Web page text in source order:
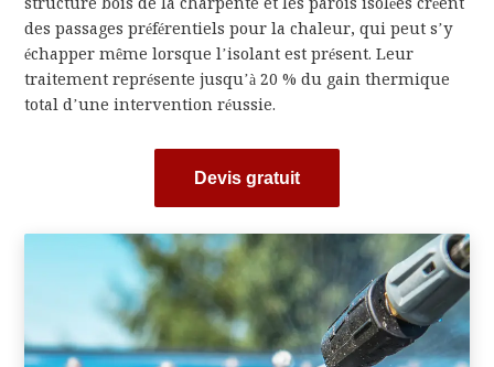
des passages préférentiels pour la chaleur, qui peut s’y
échapper même lorsque l’isolant est présent. Leur
traitement représente jusqu’à 20 % du gain thermique
total d’une intervention réussie.
Devis gratuit